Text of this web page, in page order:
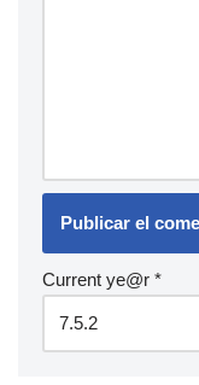
Current ye@r *